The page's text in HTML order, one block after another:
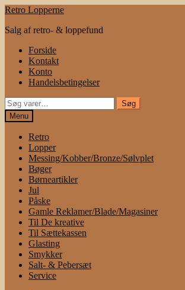
Spring
navigation
Spring
indhold
Retro Lopperne
Salg af retro- & loppefund
Forside
Kontakt
Konto
Handelsbetingelser
Søg
efter:
Søg
Menu
Retro
Lopper
Messing/Kobber/Bronze/Sølvplet
Bøger
Børneartikler
Jul
Påske
Gamle Reklamer/Blade/Magasiner
Til De kreative
Til Sættekassen
Glasting
Smykker
Salt- & Pebersæt
Service